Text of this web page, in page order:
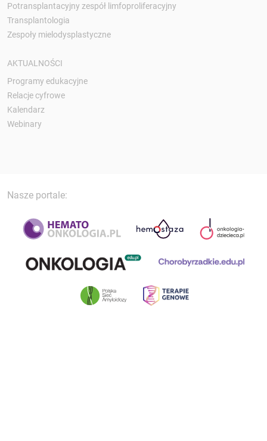
Potransplantacyjny zespół limfoproliferacyjny
Transplantologia
Zespoły mielodysplastyczne
AKTUALNOŚCI
Programy edukacyjne
Relacje cyfrowe
Kalendarz
Webinary
Nasze portale: